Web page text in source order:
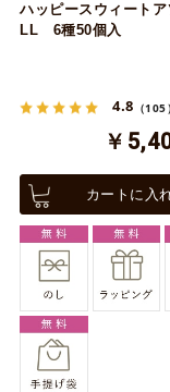
ハッピースウィートア
LL 6種50個入
4.8 （105）
￥
カートに入